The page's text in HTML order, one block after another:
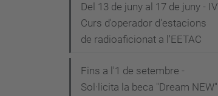
Del 13 de juny al 17 de juny - IV
Curs d'operador d'estacions
de radioaficionat a l'EETAC
Fins a l'1 de setembre -
Sol·licita la beca "Dream NEW"